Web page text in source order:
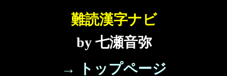
難読漢字ナビ
by 七瀬音弥
→ トップページ